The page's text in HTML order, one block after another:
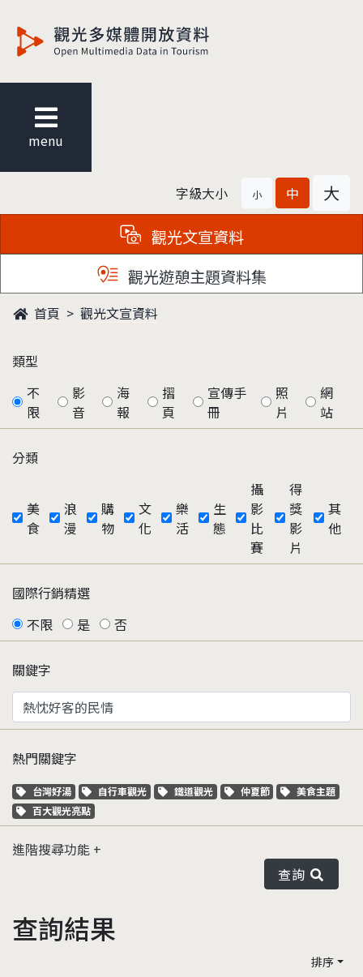
menu
字級大小 小 中 大
觀光文宣資料
觀光遊憩主題資料集
首頁 觀光文宣資料
類型
不
限
影
音
海
報
摺
頁
宣傳手
冊
照
片
網
站
分類
美
食
浪
漫
購
物
文
化
樂
活
生
態
攝
影
比
賽
得
獎
影
片
其
他
國際行銷精選
不限
是 否
關鍵字
熱門關鍵字
關鍵字標籤
台灣好湯 關鍵字標籤
自行車觀光 關鍵字標籤
鐵道觀光 關鍵字標籤
仲夏節 關鍵字標籤
美食主題
關鍵字標籤
百大觀光亮點
進階搜尋功能
查詢
查詢結果
排序